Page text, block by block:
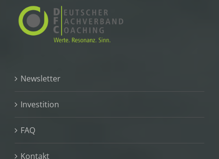
Newsletter
Investition
FAQ
Kontakt